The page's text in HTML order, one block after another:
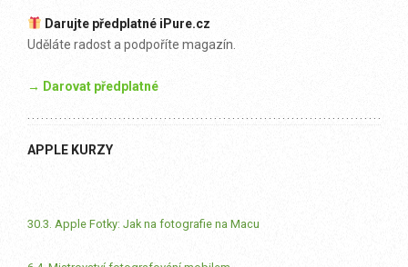
Darujte předplatné iPure.cz
Uděláte radost a podpoříte magazín.
→ Darovat předplatné
APPLE KURZY
30.3. Apple Fotky: Jak na fotografie na Macu